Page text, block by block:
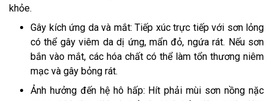
khỏe.
Gây kích ứng da và mắt: Tiếp xúc trực tiếp với sơn lỏng
có thể gây viêm da dị ứng, mẩn đỏ, ngứa rát. Nếu sơn
bắn vào mắt, các hóa chất có thể làm tổn thương niêm
mạc và gây bỏng rát.
Ảnh hưởng đến hệ hô hấp: Hít phải mùi sơn nồng nặc